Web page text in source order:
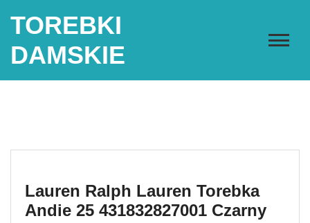
TOREBKI
DAMSKIE
Lauren Ralph Lauren Torebka
Andie 25 431832827001 Czarny